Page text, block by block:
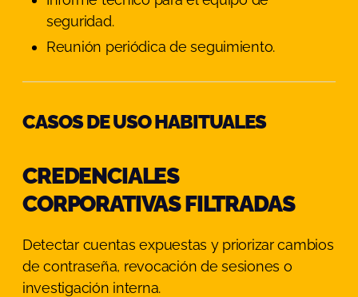
seguridad.
Reunión periódica de seguimiento.
CASOS DE USO HABITUALES
CREDENCIALES
CORPORATIVAS FILTRADAS
Detectar cuentas expuestas y priorizar cambios
de contraseña, revocación de sesiones o
investigación interna.